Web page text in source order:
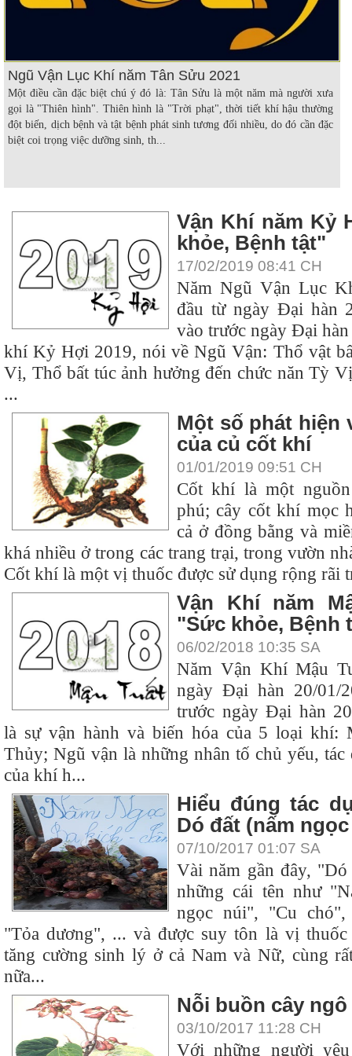
Ngũ Vận Lục Khí năm Tân Sửu 2021
Một điều cần đặc biệt chú ý đó là: Tân Sửu là một năm mà người xưa
gọi là "Thiên hình". Thiên hình là "Trời phạt", thời tiết khí hậu thường
đột biến, dịch bệnh và tật bệnh phát sinh tương đối nhiều, do đó cần đặc
biệt coi trọng việc dưỡng sinh, th...
Vận Khí năm Kỷ
khỏe, Bệnh tật"
17/02/2019 08:41 CH
Năm Ngũ Vận Lục
đầu từ ngày Đại hàn
vào trước ngày Đại
khí Kỷ Hợi 2019, nói về Ngũ Vận: Thổ vật
Vị, Thổ bất túc ảnh hưởng đến chức năn Tỳ
...
Một số phát hiện
của củ cốt khí
01/01/2019 09:51 CH
Cốt khí là một
phú; cây cốt khí mọc
cả ở đồng bằng và
khá nhiều ở trong các trang trại, trong vườn
Cốt khí là một vị thuốc được sử dụng rộng rãi
Vận Khí năm
"Sức khỏe, Bệnh
06/02/2018 10:35 SA
Năm Vận Khí Mậu
ngày Đại hàn 20/01/
trước ngày Đại hàn
là sự vận hành và biến hóa của 5 loại khí:
Thủy; Ngũ vận là những nhân tố chủ yếu,
của khí h...
Hiểu đúng tác
Dó đất (nấm
07/10/2017 01:07 SA
Vài năm gần đây,
những cái tên như
ngọc núi", "Cu
"Tỏa dương", ... và được suy tôn là vị thuốc
tăng cường sinh lý ở cả Nam và Nữ, cùng
nữa...
Nỗi buồn cây
03/10/2017 11:28 CH
Với những người